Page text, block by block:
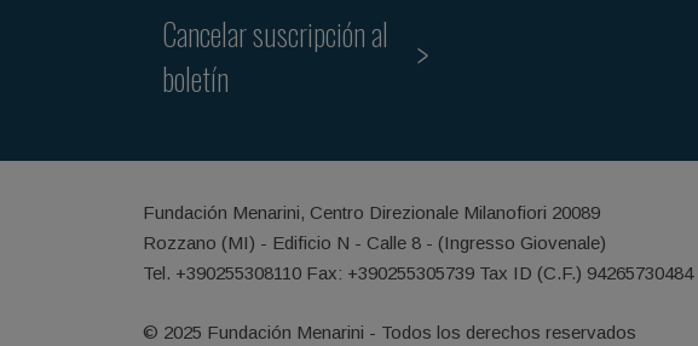
Cancelar suscripción al
boletín
Fundación Menarini, Centro Direzionale Milanofiori 20089
Rozzano (MI) - Edificio N - Calle 8 - (Ingresso Giovenale)
Tel. +390255308110 Fax: +390255305739 Tax ID (C.F.) 94265730484
© 2025 Fundación Menarini - Todos los derechos reservados